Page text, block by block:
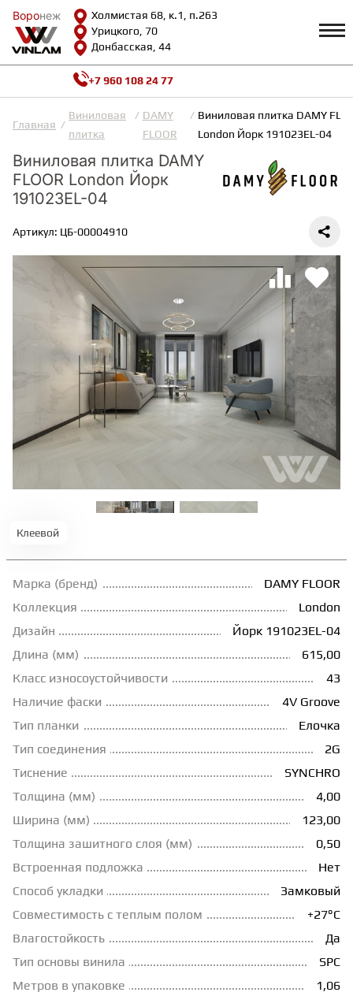
Воронеж
Холмистая 68, к.1, п.263
Урицкого, 70
Донбасская, 44
Воронеж
КАТАЛОГ Профиль
Возврат и гарантии
Сотрудничество
Вопросы и ответы
Полезная информация
Как выбрать
Калькулятор
Контакты
ВИНИЛОВАЯ ПЛИТКА
ИНЖЕНЕРНАЯ ДОСКА
ПАРКЕТНАЯ ДОСКА
ТЕРРАСНАЯ ДОСКА
КОВРОВАЯ ПЛИТКА
ПЛИНТУС
КЛЕЙ
НАЛИВНОЙ ПОЛ
ТЕРМОПАРКЕТ
ЭКОМАССИВ
МАССИВНАЯ ДОСКА
+7 960 108 24 77
Главная
Виниловая
плитка
DAMY
FLOOR
Виниловая плитка DAMY
London Йорк 191023EL-04
Виниловая плитка DAMY
FLOOR London Йорк
191023EL-04
Артикул: ЦБ-00004910
Клеевой
Марка (бренд)
DAMY FLOOR
Коллекция
London
Дизайн
Йорк 191023EL-04
Длина (мм)
615,00
Класс износоустойчивости
43
Наличие фаски
4V Groove
Тип планки
Елочка
Тип соединения
2G
Тиснение
SYNCHRO
Толщина (мм)
4,00
Ширина (мм)
123,00
Толщина зашитного слоя (мм)
0,50
Встроенная подложка
Нет
Способ укладки
Замковый
Совместимость с теплым полом
+27°С
Влагостойкость
Да
Тип основы винила
SPC
Метров в упаковке
1,06